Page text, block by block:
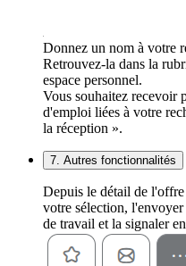
Donnez un nom à votre
Retrouvez-la dans la
espace personnel.
Vous souhaitez recevoir
d'emploi liées à votre
la réception ».
7. Autres fonctionnalités
Depuis le détail de
votre sélection,
de travail et la signaler